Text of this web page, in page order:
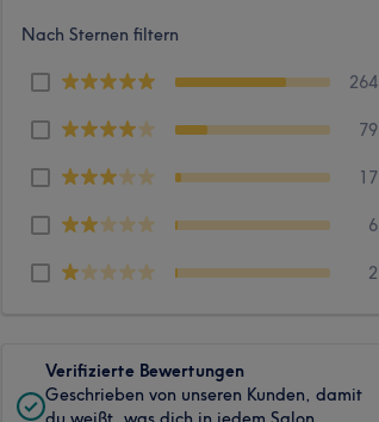
Nach Sternen filtern
264
79
17
6
2
Verifizierte Bewertungen
Geschrieben von unseren Kunden, damit